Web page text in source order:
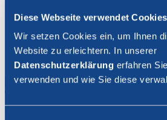
Diese Webseite verwendet Cookies
Wir setzen Cookies ein, um Ihnen
Website zu erleichtern. In unserer
Datenschutzerklärung erfahren
verwenden und wie Sie diese
Connexion
Fermer la recherche